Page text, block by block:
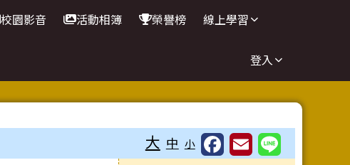
校園影音 活動相簿 榮譽榜 線上學習
登入
大 中 小